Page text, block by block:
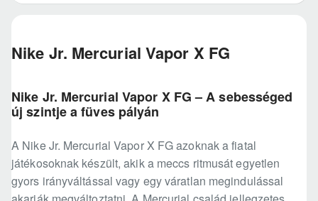
Nike Jr. Mercurial Vapor X FG
Nike Jr. Mercurial Vapor X FG – A sebességed
új szintje a füves pályán
A Nike Jr. Mercurial Vapor X FG azoknak a fiatal
játékosoknak készült, akik a meccs ritmusát egyetlen
gyors irányváltással vagy egy váratlan megindulással